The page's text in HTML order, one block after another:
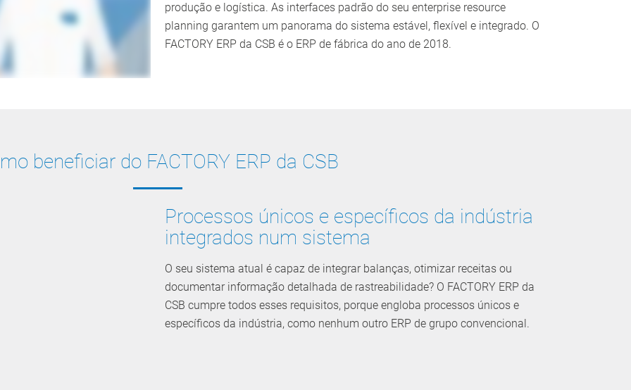
produção e logística. As interfaces padrão do seu enterprise resource
planning garantem um panorama do sistema estável, flexível e integrado. O
FACTORY ERP da CSB é o ERP de fábrica do ano de 2018.
beneficiar do FACTORY ERP da CSB
Processos únicos e específicos da indústria
integrados num sistema
O seu sistema atual é capaz de integrar balanças, otimizar receitas ou
documentar informação detalhada de rastreabilidade? O FACTORY ERP da
CSB cumpre todos esses requisitos, porque engloba processos únicos e
específicos da indústria, como nenhum outro ERP de grupo convencional.